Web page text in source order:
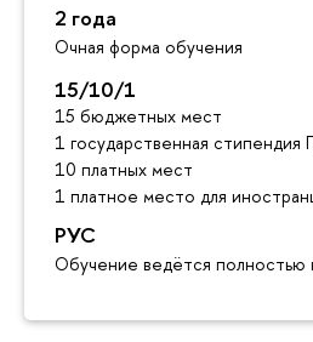
2 года
Очная форма обучения
15/10/1
15 бюджетных мест
1 государственная стипендия
10 платных мест
1 платное место для
РУС
Обучение ведётся полностью